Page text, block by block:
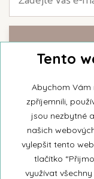
Přihlašte se k
nejnovějších
Tento
Abychom Vám
zpříjemnili,
jsou nezbytné
našich
vylepšit tento
tlačítko
využívat